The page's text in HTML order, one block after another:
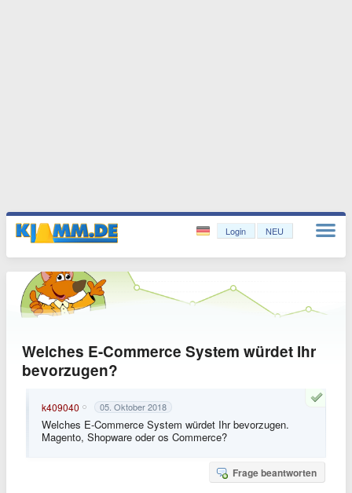
Login NEU
Welches E-Commerce System würdet Ihr
bevorzugen?
k409040 05. Oktober 2018
Welches E-Commerce System würdet Ihr bevorzugen.
Magento, Shopware oder os Commerce?
Frage beantworten